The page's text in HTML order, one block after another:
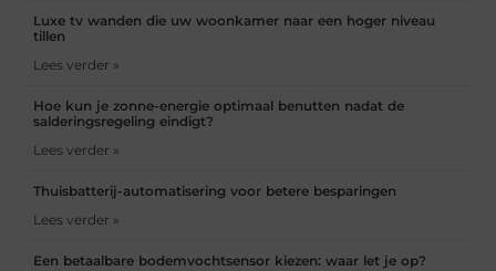
Luxe tv wanden die uw woonkamer naar een hoger niveau
tillen
Lees verder »
Hoe kun je zonne-energie optimaal benutten nadat de
salderingsregeling eindigt?
Lees verder »
Thuisbatterij-automatisering voor betere besparingen
Lees verder »
Een betaalbare bodemvochtsensor kiezen: waar let je op?